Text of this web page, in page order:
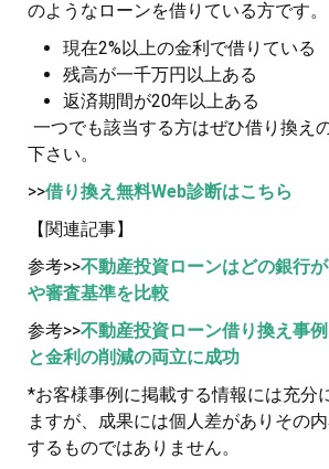
のようなローンを借りている方です。
現在2%以上の金利で借りている
残高が一千万円以上ある
返済期間が20年以上ある
一つでも該当する方はぜひ借り換え
下さい。
>>借り換え無料Web診断はこちら
【関連記事】
参考>>不動産投資ローンはどの銀行
や審査基準を比較
参考>>不動産投資ローン借り換え事
と金利の削減の両立に成功
*お客様事例に掲載する情報には充分
ますが、成果には個人差がありその
するものではありません。